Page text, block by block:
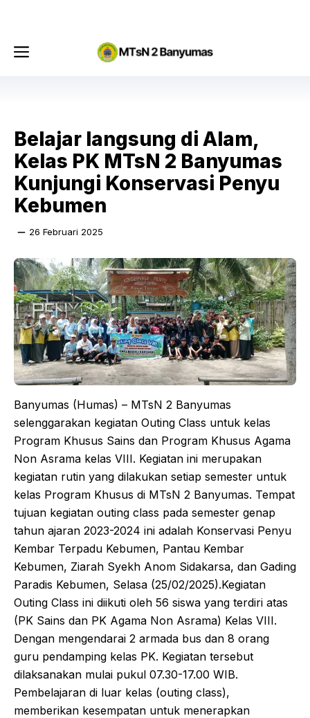
Menu
Belajar langsung di Alam,
Kelas PK MTsN 2 Banyumas
Kunjungi Konservasi Penyu
Kebumen
26 Februari 2025
Banyumas (Humas) – MTsN 2 Banyumas
selenggarakan kegiatan Outing Class untuk kelas
Program Khusus Sains dan Program Khusus Agama
Non Asrama kelas VIII. Kegiatan ini merupakan
kegiatan rutin yang dilakukan setiap semester untuk
kelas Program Khusus di MTsN 2 Banyumas. Tempat
tujuan kegiatan outing class pada semester genap
tahun ajaran 2023-2024 ini adalah Konservasi Penyu
Kembar Terpadu Kebumen, Pantau Kembar
Kebumen, Ziarah Syekh Anom Sidakarsa, dan Gading
Paradis Kebumen, Selasa (25/02/2025).Kegiatan
Outing Class ini diikuti oleh 56 siswa yang terdiri atas
(PK Sains dan PK Agama Non Asrama) Kelas VIII.
Dengan mengendarai 2 armada bus dan 8 orang
guru pendamping kelas PK. Kegiatan tersebut
dilaksanakan mulai pukul 07.30-17.00 WIB.
Pembelajaran di luar kelas (outing class),
memberikan kesempatan untuk menerapkan